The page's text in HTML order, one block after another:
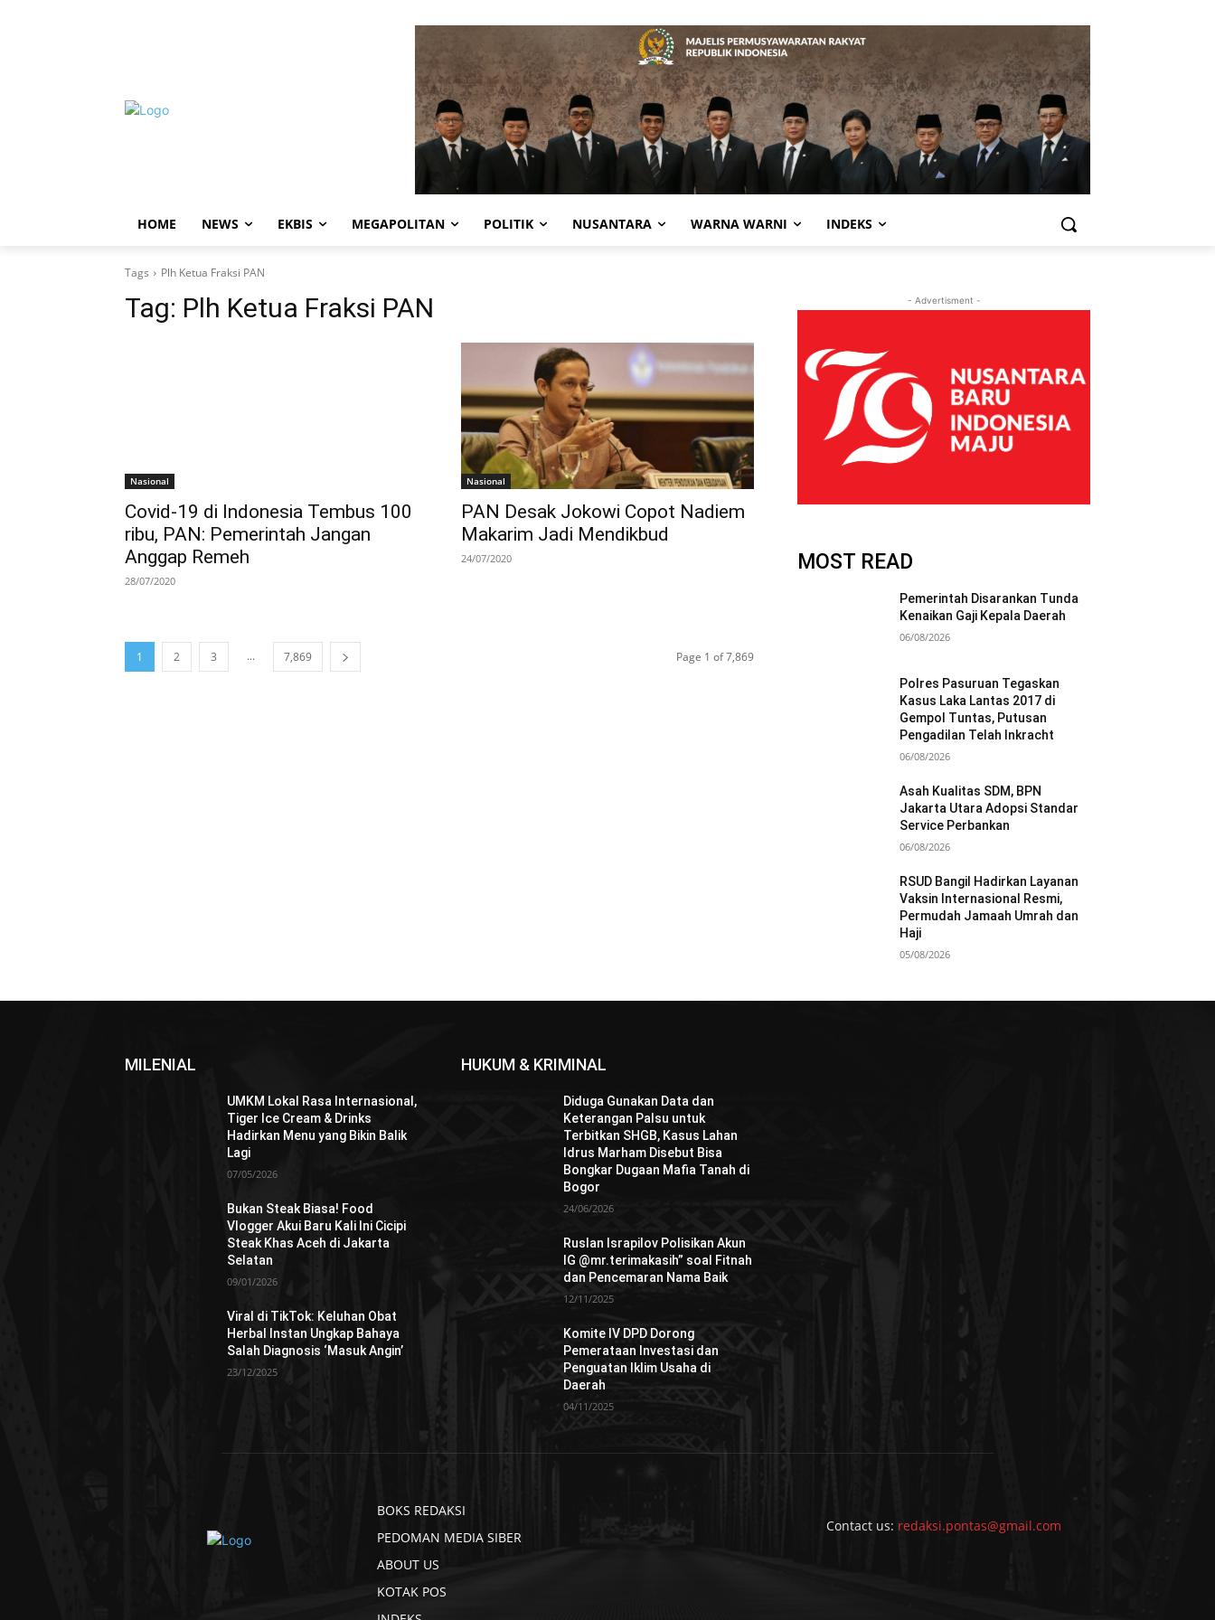
HOME NEWS EKBIS MEGAPOLITAN POLITIK NUSANTARA WARNA WARNI INDEKS
Tags Plh Ketua Fraksi PAN
Tag: Plh Ketua Fraksi PAN
Nasional
Covid-19 di Indonesia Tembus 100
ribu, PAN: Pemerintah Jangan
Anggap Remeh
28/07/2020
Nasional
PAN Desak Jokowi Copot Nadiem
Makarim Jadi Mendikbud
24/07/2020
1 2 3 ... 7,869 Page 1 of 7,869
- Advertisment -
MOST READ
Pemerintah Disarankan Tunda
Kenaikan Gaji Kepala Daerah
06/08/2026
Polres Pasuruan Tegaskan
Kasus Laka Lantas 2017 di
Gempol Tuntas, Putusan
Pengadilan Telah Inkracht
06/08/2026
Asah Kualitas SDM, BPN
Jakarta Utara Adopsi Standar
Service Perbankan
06/08/2026
RSUD Bangil Hadirkan Layanan
Vaksin Internasional Resmi,
Permudah Jamaah Umrah dan
Haji
05/08/2026
MILENIAL
UMKM Lokal Rasa Internasional,
Tiger Ice Cream & Drinks
Hadirkan Menu yang Bikin Balik
Lagi
07/05/2026
Bukan Steak Biasa! Food
Vlogger Akui Baru Kali Ini Cicipi
Steak Khas Aceh di Jakarta
Selatan
09/01/2026
Viral di TikTok: Keluhan Obat
Herbal Instan Ungkap Bahaya
Salah Diagnosis ‘Masuk Angin’
23/12/2025
HUKUM & KRIMINAL
Diduga Gunakan Data dan
Keterangan Palsu untuk
Terbitkan SHGB, Kasus Lahan
Idrus Marham Disebut Bisa
Bongkar Dugaan Mafia Tanah di
Bogor
24/06/2026
Ruslan Israpilov Polisikan Akun
IG @mr.terimakasih” soal Fitnah
dan Pencemaran Nama Baik
12/11/2025
Komite IV DPD Dorong
Pemerataan Investasi dan
Penguatan Iklim Usaha di
Daerah
04/11/2025
BOKS REDAKSI
PEDOMAN MEDIA SIBER
ABOUT US
KOTAK POS
Contact us: redaksi.pontas@gmail.com